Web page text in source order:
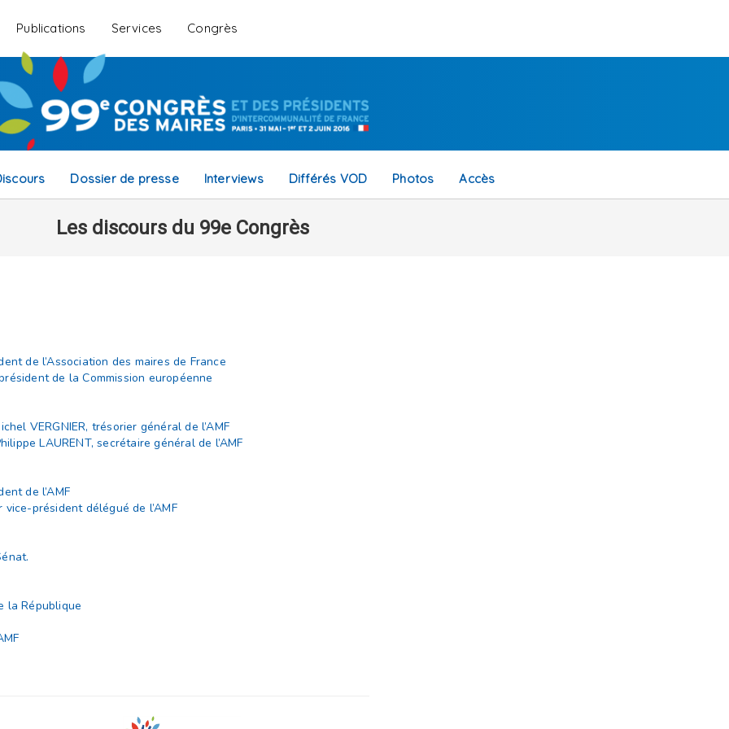
Publications Services Congrès
Dossier de presse Interviews Différés VOD Photos Accès
Les discours du 99e Congrès
de l’Association des maires de France
de la Commission européenne
VERGNIER, trésorier général de l’AMF
LAURENT, secrétaire général de l’AMF
de l’AMF
président délégué de l’AMF
la République